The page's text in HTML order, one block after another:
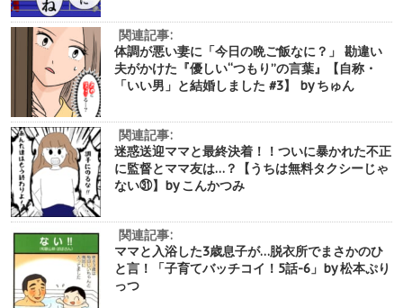
関連記事:
体調が悪い妻に「今日の晩ご飯なに？」 勘違い
夫がかけた『優しい“つもり”の言葉』【自称・
「いい男」と結婚しました #3】 by ちゅん
関連記事:
迷惑送迎ママと最終決着！！ついに暴かれた不正
に監督とママ友は…？【うちは無料タクシーじゃ
ない㉛】by こんかつみ
関連記事:
ママと入浴した3歳息子が…脱衣所でまさかのひ
と言！「子育てバッチコイ！5話-6」by 松本ぷり
っつ